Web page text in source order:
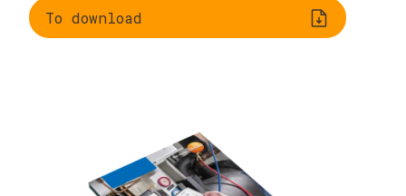
To download